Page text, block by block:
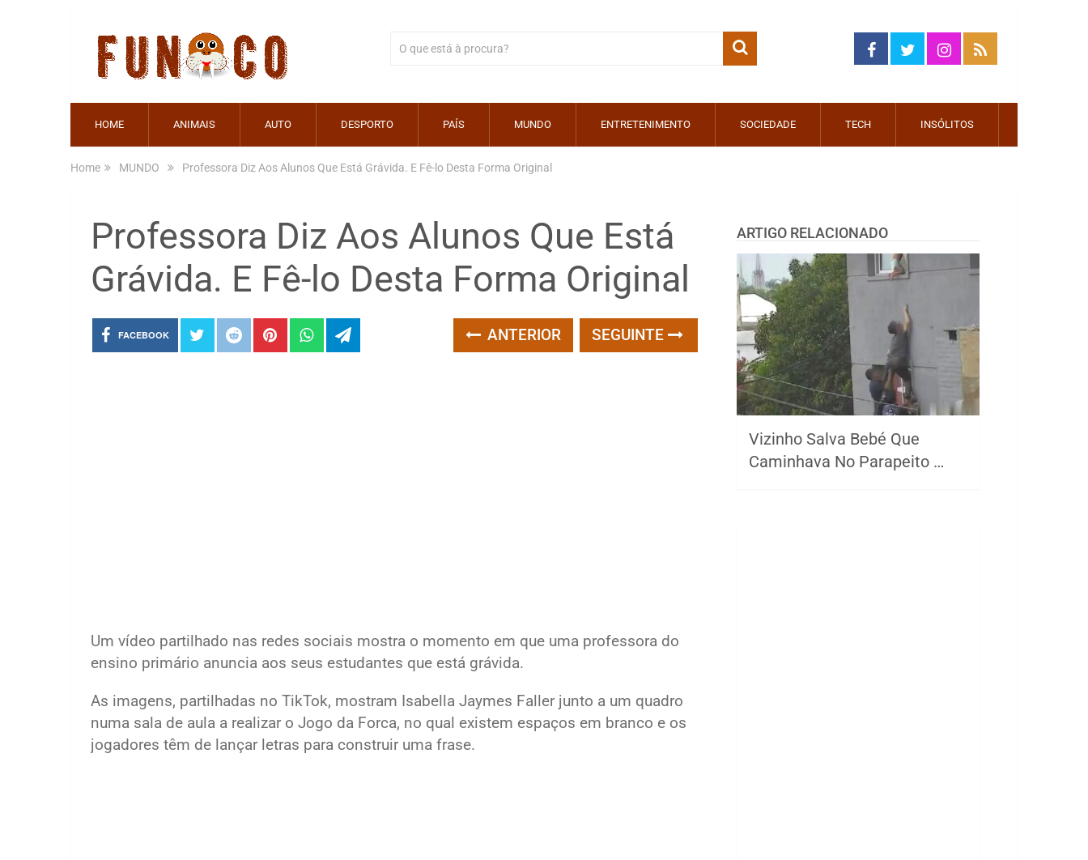
HOME ANIMAIS AUTO DESPORTO PAÍS MUNDO ENTRETENIMENTO SOCIEDADE TECH INSÓLITOS
Home MUNDO Professora Diz Aos Alunos Que Está Grávida. E Fê-lo Desta Forma Original
Professora Diz Aos Alunos Que Está
Grávida. E Fê-lo Desta Forma Original
FACEBOOK ANTERIOR SEGUINTE
Um vídeo partilhado nas redes sociais mostra o momento em que uma professora do
ensino primário anuncia aos seus estudantes que está grávida.
As imagens, partilhadas no TikTok, mostram Isabella Jaymes Faller junto a um quadro
numa sala de aula a realizar o Jogo da Forca, no qual existem espaços em branco e os
jogadores têm de lançar letras para construir uma frase.
ARTIGO RELACIONADO
Vizinho Salva Bebé Que
Caminhava No Parapeito …